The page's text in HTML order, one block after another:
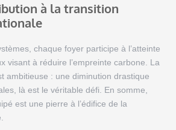
à la transition
chaque foyer participe à l’atteinte
visant à réduire l’empreinte carbone. La
ambitieuse : une diminution drastique
là est le véritable défi. En somme,
est une pierre à l’édifice de la